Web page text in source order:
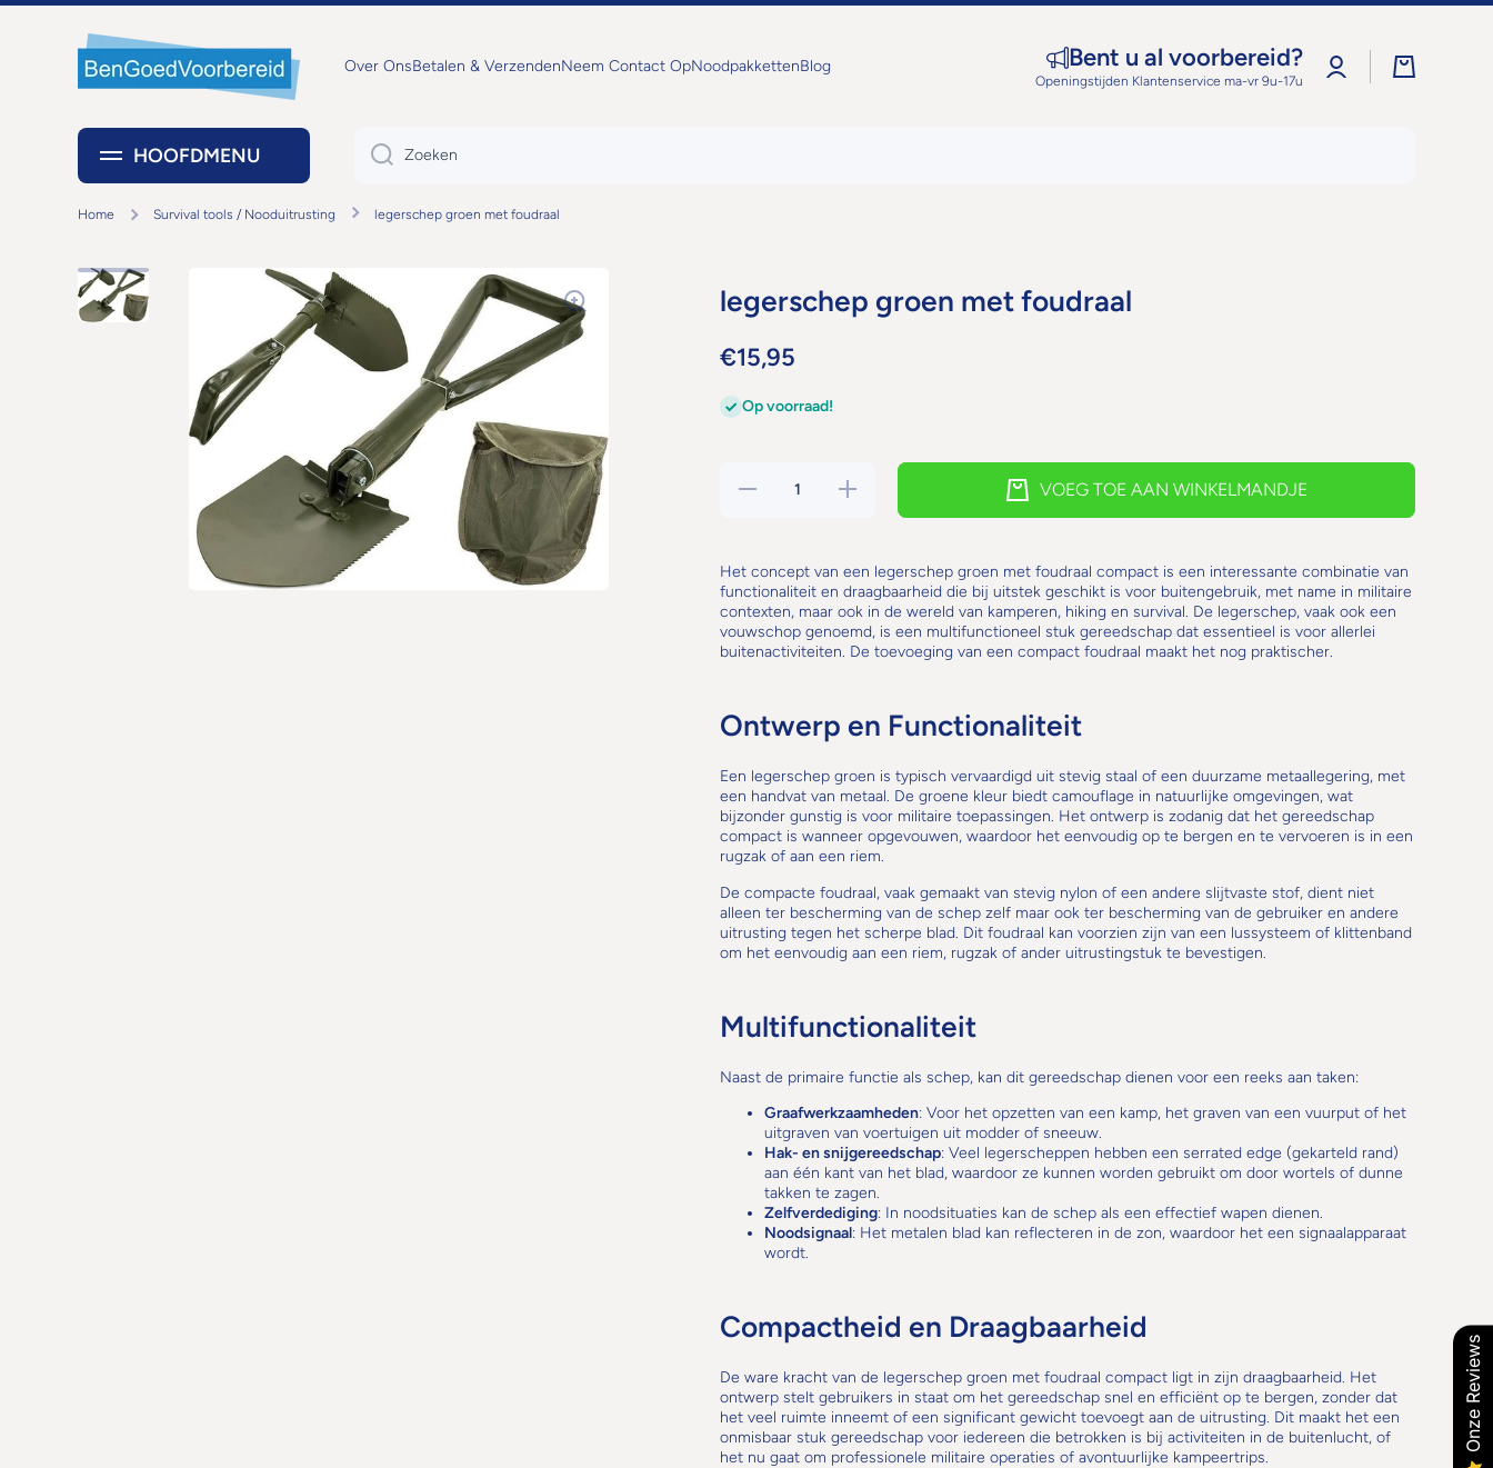
Over OnsBetalen & VerzendenNeem Contact OpNoodpakkettenBlog Bent u al voorbereid?
Openingstijden Klantenservice ma-vr 9u-17u
Log
in
HOOFDMENU Zoeken
Home Survival tools / Nooduitrusting legerschep groen met foudraal
Ga naar productinformatie
legerschep groen met foudraal
€15,95
Op voorraad!
Hoeveelheid
foudraal
Verhoog de
hoeveelheid
foudraal
VOEG TOE AAN WINKELMANDJE
Het concept van een legerschep groen met foudraal compact is een interessante combinatie van
functionaliteit en draagbaarheid die bij uitstek geschikt is voor buitengebruik, met name in militaire
contexten, maar ook in de wereld van kamperen, hiking en survival. De legerschep, vaak ook een
vouwschop genoemd, is een multifunctioneel stuk gereedschap dat essentieel is voor allerlei
buitenactiviteiten. De toevoeging van een compact foudraal maakt het nog praktischer.
Ontwerp en Functionaliteit
Een legerschep groen is typisch vervaardigd uit stevig staal of een duurzame metaallegering, met
een handvat van metaal. De groene kleur biedt camouflage in natuurlijke omgevingen, wat
bijzonder gunstig is voor militaire toepassingen. Het ontwerp is zodanig dat het gereedschap
compact is wanneer opgevouwen, waardoor het eenvoudig op te bergen en te vervoeren is in een
rugzak of aan een riem.
De compacte foudraal, vaak gemaakt van stevig nylon of een andere slijtvaste stof, dient niet
alleen ter bescherming van de schep zelf maar ook ter bescherming van de gebruiker en andere
uitrusting tegen het scherpe blad. Dit foudraal kan voorzien zijn van een lussysteem of klittenband
om het eenvoudig aan een riem, rugzak of ander uitrustingstuk te bevestigen.
Multifunctionaliteit
Naast de primaire functie als schep, kan dit gereedschap dienen voor een reeks aan taken:
Graafwerkzaamheden: Voor het opzetten van een kamp, het graven van een vuurput of het
uitgraven van voertuigen uit modder of sneeuw.
Hak- en snijgereedschap: Veel legerscheppen hebben een serrated edge (gekarteld rand)
aan één kant van het blad, waardoor ze kunnen worden gebruikt om door wortels of dunne
takken te zagen.
Zelfverdediging: In noodsituaties kan de schep als een effectief wapen dienen.
Noodsignaal: Het metalen blad kan reflecteren in de zon, waardoor het een signaalapparaat
wordt.
Compactheid en Draagbaarheid
De ware kracht van de legerschep groen met foudraal compact ligt in zijn draagbaarheid. Het
ontwerp stelt gebruikers in staat om het gereedschap snel en efficiënt op te bergen, zonder dat
het veel ruimte inneemt of een significant gewicht toevoegt aan de uitrusting. Dit maakt het een
onmisbaar stuk gereedschap voor iedereen die betrokken is bij activiteiten in de buitenlucht, of
het nu gaat om professionele militaire operaties of avontuurlijke kampeertrips.
Onze Reviews